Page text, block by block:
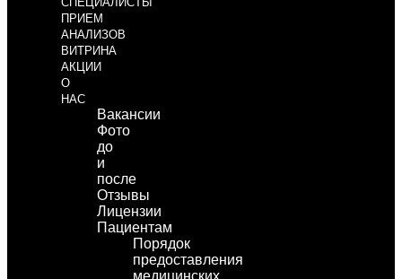
ПРИЕМ
АНАЛИЗОВ
ВИТРИНА
АКЦИИ
О
НАС
Вакансии
Фото
до
и
после
Отзывы
Лицензии
Пациентам
Порядок
предоставления
медицинских